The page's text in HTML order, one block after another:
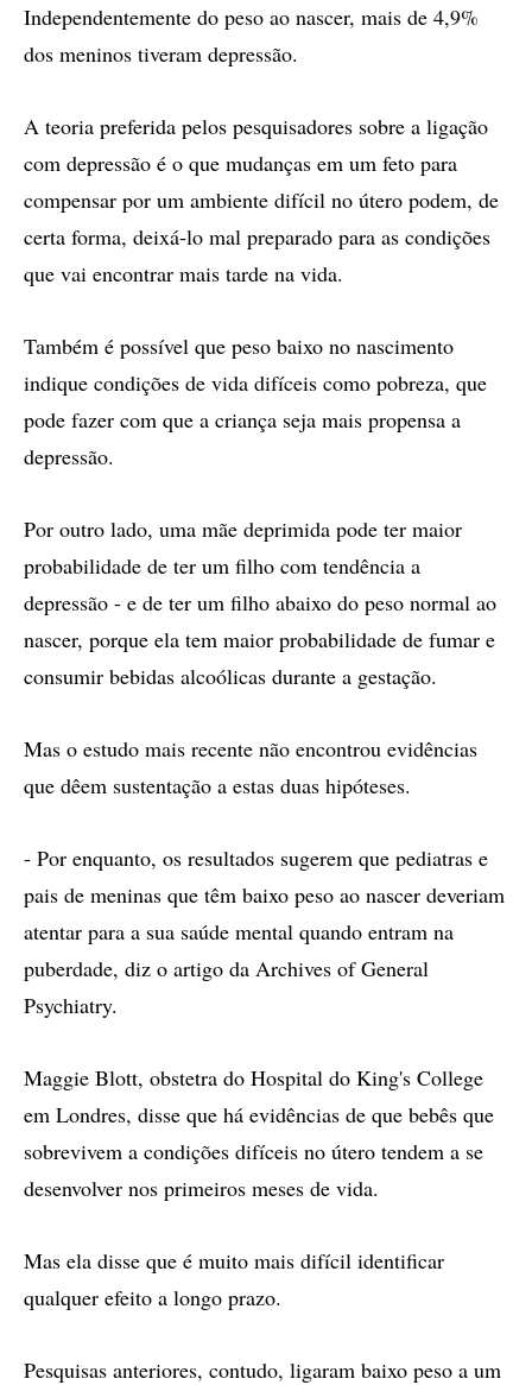
Independentemente do peso ao nascer, mais de 4,9%
dos meninos tiveram depressão.
A teoria preferida pelos pesquisadores sobre a ligação
com depressão é o que mudanças em um feto para
compensar por um ambiente difícil no útero podem, de
certa forma, deixá-lo mal preparado para as condições
que vai encontrar mais tarde na vida.
Também é possível que peso baixo no nascimento
indique condições de vida difíceis como pobreza, que
pode fazer com que a criança seja mais propensa a
depressão.
Por outro lado, uma mãe deprimida pode ter maior
probabilidade de ter um filho com tendência a
depressão - e de ter um filho abaixo do peso normal ao
nascer, porque ela tem maior probabilidade de fumar e
consumir bebidas alcoólicas durante a gestação.
Mas o estudo mais recente não encontrou evidências
que dêem sustentação a estas duas hipóteses.
- Por enquanto, os resultados sugerem que pediatras e
pais de meninas que têm baixo peso ao nascer deveriam
atentar para a sua saúde mental quando entram na
puberdade, diz o artigo da Archives of General
Psychiatry.
Maggie Blott, obstetra do Hospital do King's College
em Londres, disse que há evidências de que bebês que
sobrevivem a condições difíceis no útero tendem a se
desenvolver nos primeiros meses de vida.
Mas ela disse que é muito mais difícil identificar
qualquer efeito a longo prazo.
Pesquisas anteriores, contudo, ligaram baixo peso a um